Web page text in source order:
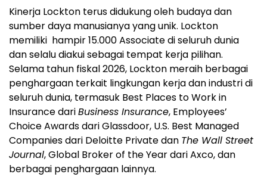
Kinerja Lockton terus didukung oleh budaya dan
sumber daya manusianya yang unik. Lockton
memiliki hampir 15.000 Associate di seluruh dunia
dan selalu diakui sebagai tempat kerja pilihan.
Selama tahun fiskal 2026, Lockton meraih berbagai
penghargaan terkait lingkungan kerja dan industri di
seluruh dunia, termasuk Best Places to Work in
Insurance dariBusiness Insurance, Employees’
Choice Awards dari Glassdoor, U.S. Best Managed
Companies dari Deloitte Private dan The Wall Street
Journal, Global Broker of the Year dari Axco, dan
berbagai penghargaan lainnya.